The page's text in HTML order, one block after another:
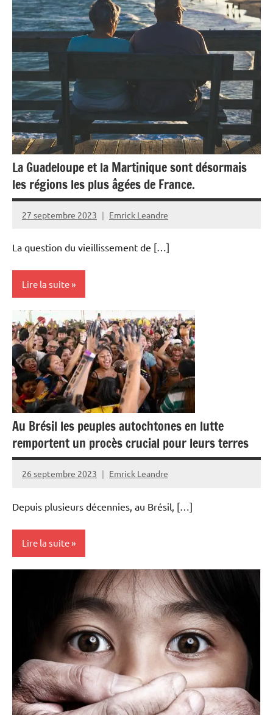
La Guadeloupe et la Martinique sont désormais
les régions les plus âgées de France.
27 septembre 2023 Emrick Leandre
La question du vieillissement de […]
Lire la suite
Guadeloupe
Martinique
Outremer
Santé
Au Brésil les peuples autochtones en lutte
remportent un procès crucial pour leurs terres
26 septembre 2023 Emrick Leandre
Depuis plusieurs décennies, au Brésil, […]
Lire la suite